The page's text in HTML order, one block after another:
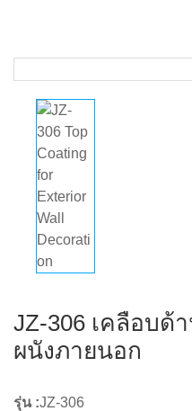
JZ-306 เคลือบด้
ผนังภายนอก
รุ่น :JZ-306